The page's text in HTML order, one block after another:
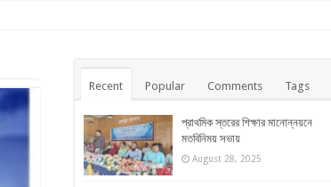
Recent Popular Comments Tags
প্রাথমিক স্তরের শিক্ষার মানোন্নয়নে
মতবিনিময় সভায়
August 28, 2025